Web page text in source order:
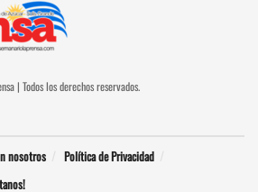
| Todos los derechos reservados.
nosotros
Política de Privacidad